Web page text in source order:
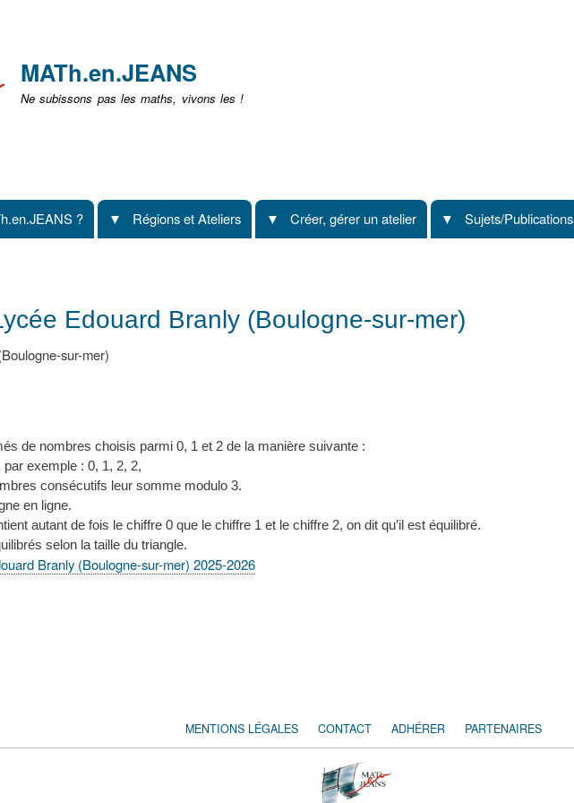
MATh.en.JEANS
Ne subissons pas les maths, vivons les !
? Régions et Ateliers Créer, gérer un atelier Sujets/Publications
Edouard Branly (Boulogne-sur-mer)
sur-mer)
de nombres choisis parmi 0, 1 et 2 de la manière suivante :
par exemple : 0, 1, 2, 2,
consécutifs leur somme modulo 3.
en ligne.
autant de fois le chiffre 0 que le chiffre 1 et le chiffre 2, on dit qu’il est équilibré.
selon la taille du triangle.
Branly (Boulogne-sur-mer) 2025-2026
MENTIONS LÉGALES CONTACT ADHÉRER PARTENAIRES